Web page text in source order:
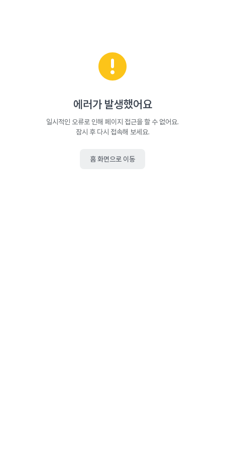
에러가 발생했어요
일시적인 오류로 인해 페이지 접근을 할 수 없어요.
잠시 후 다시 접속해 보세요.
홈 화면으로 이동